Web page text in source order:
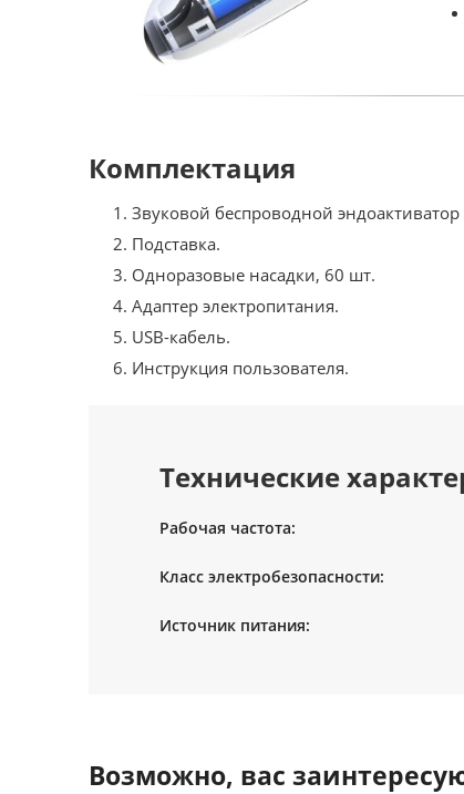
Комплектация
Звуковой беспроводной эндоактиватор
Подставка.
Одноразовые насадки, 60 шт.
Адаптер электропитания.
USB-кабель.
Инструкция пользователя.
Технические
Рабочая частота:
Класс электробезопасности:
Источник питания:
Возможно, вас